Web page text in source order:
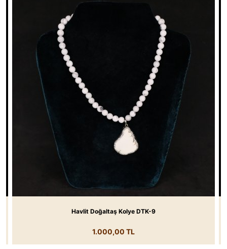
Havlit Doğaltaş Kolye DTK-9
1.000,00 TL